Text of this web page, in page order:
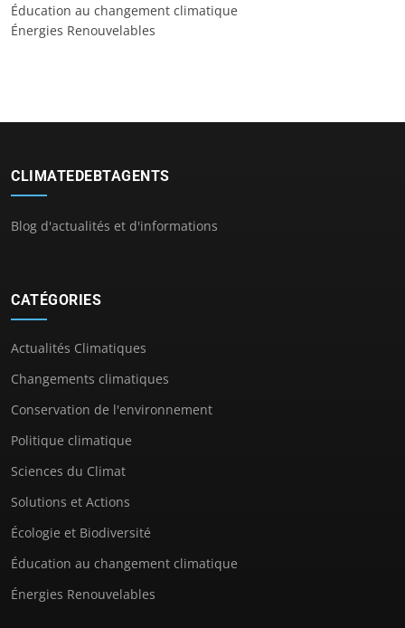
Éducation au changement climatique
Énergies Renouvelables
CLIMATEDEBTAGENTS
Blog d'actualités et d'informations
CATÉGORIES
Actualités Climatiques
Changements climatiques
Conservation de l'environnement
Politique climatique
Sciences du Climat
Solutions et Actions
Écologie et Biodiversité
Éducation au changement climatique
Énergies Renouvelables